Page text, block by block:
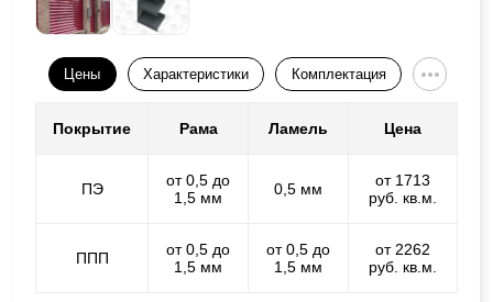
Цены Характеристики Комплектация
Покрытие Рама Ламель Цена
ПЭ
от 0,5 до
1,5 мм
0,5 мм
от 1713
руб. кв.м.
ППП
от 0,5 до
1,5 мм
от 0,5 до
1,5 мм
от 2262
руб. кв.м.